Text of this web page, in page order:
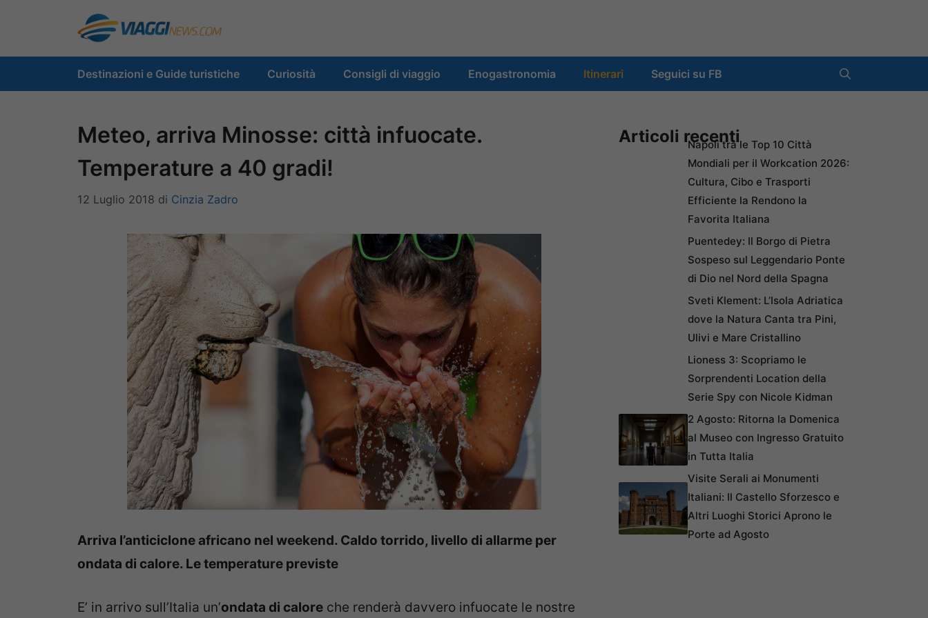
contenuto
Destinazioni e Guide turistiche Curiosità Consigli di viaggio Enogastronomia Itinerari Seguici su FB
Meteo, arriva Minosse: città infuocate.
Temperature a 40 gradi!
12 Luglio 2018 di Cinzia Zadro
Arriva l’anticiclone africano nel weekend. Caldo torrido, livello di allarme per
ondata di calore. Le temperature previste
E’ in arrivo sull’Italia un’ondata di calore che renderà davvero infuocate le nostre
Articoli recentiNapoli tra le Top 10 Città
Mondiali per il Workcation 2026:
Cultura, Cibo e Trasporti
Efficiente la Rendono la
Favorita Italiana
Puentedey: Il Borgo di Pietra
Sospeso sul Leggendario Ponte
di Dio nel Nord della Spagna
Sveti Klement: L’Isola Adriatica
dove la Natura Canta tra Pini,
Ulivi e Mare Cristallino
Lioness 3: Scopriamo le
Sorprendenti Location della
Serie Spy con Nicole Kidman
2 Agosto: Ritorna la Domenica
al Museo con Ingresso Gratuito
in Tutta Italia
Visite Serali ai Monumenti
Italiani: Il Castello Sforzesco e
Altri Luoghi Storici Aprono le
Porte ad Agosto